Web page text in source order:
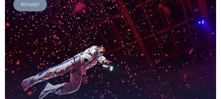
Концерт